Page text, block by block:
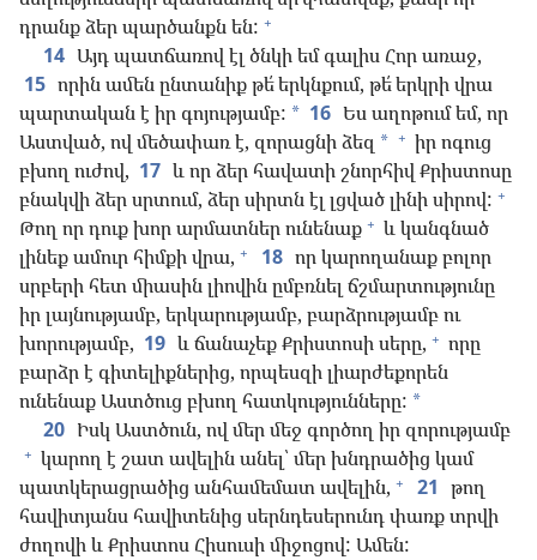
դրանք ձեր պարծանքն են: +
14 Այդ պատճառով էլ ծնկի եմ գալիս Հոր առաջ,
15 որին ամեն ընտանիք թե՛ երկնքում, թե՛ երկրի վրա
պարտական է իր գոյությամբ: * 16 Ես աղոթում եմ, որ
Աստված, ով մեծափառ է, զորացնի ձեզ * + իր ոգուց
բխող ուժով, 17 և որ ձեր հավատի շնորհիվ Քրիստոսը
բնակվի ձեր սրտում, ձեր սիրտն էլ լցված լինի սիրով: +
Թող որ դուք խոր արմատներ ունենաք + և կանգնած
լինեք ամուր հիմքի վրա, + 18 որ կարողանաք բոլոր
սրբերի հետ միասին լիովին ըմբռնել ճշմարտությունը
իր լայնությամբ, երկարությամբ, բարձրությամբ ու
խորությամբ, 19 և ճանաչեք Քրիստոսի սերը, + որը
բարձր է գիտելիքներից, որպեսզի լիարժեքորեն
ունենաք Աստծուց բխող հատկությունները: *
20 Իսկ Աստծուն, ով մեր մեջ գործող իր զորությամբ
+ կարող է շատ ավելին անել՝ մեր խնդրածից կամ
պատկերացրածից անհամեմատ ավելին, + 21 թող
հավիտյանս հավիտենից սերնդեսերունդ փառք տրվի
ժողովի և Քրիստոս Հիսուսի միջոցով: Ամեն: